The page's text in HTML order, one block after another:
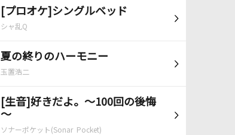
[プロオケ]シングルベッド
シャ乱Q
夏の終りのハーモニー
玉置浩二
[生音]好きだよ。～100回の後悔
～
ソナーポケット(Sonar Pocket)